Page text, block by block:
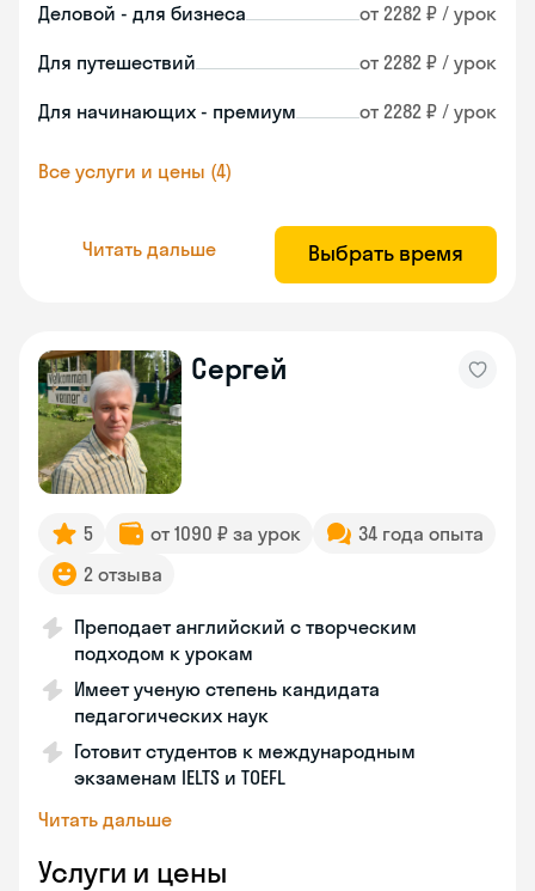
Деловой - для бизнеса от 2282 ₽ / урок
Для путешествий от 2282 ₽ / урок
Для начинающих - премиум от 2282 ₽ / урок
Все услуги и цены (4)
Читать дальше Выбрать время
Сергей
5 от 1090 ₽ за урок
34 года опыта
2 отзыва
Преподает английский с творческим
подходом к урокам
Имеет ученую степень кандидата
педагогических наук
Готовит студентов к международным
экзаменам IELTS и TOEFL
Читать дальше
Услуги и цены